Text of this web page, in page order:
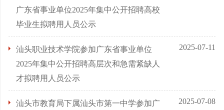
广东省事业单位2025年集中公开招聘高校
毕业生拟聘用人员公示
汕头职业技术学院参加广东省事业单位
2025年集中公开招聘高层次和急需紧缺人
才拟聘用人员公示
2025-07-11
汕头市教育局下属汕头市第一中学参加广
2025-07-08